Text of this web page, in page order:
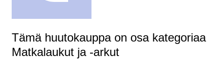
Tämä huutokauppa on osa kategoriaa
Matkalaukut ja -arkut